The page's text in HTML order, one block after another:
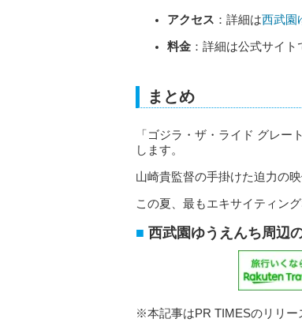
アクセス ：詳細は西武園
料金 ：詳細は公式サイト
まとめ
「ゴジラ・ザ・ライド グレ
します。
山崎貴監督の手掛けた迫力の
この夏、最もエキサイティン
西武園ゆうえんち周辺
※本記事はPR TIMESのリリー